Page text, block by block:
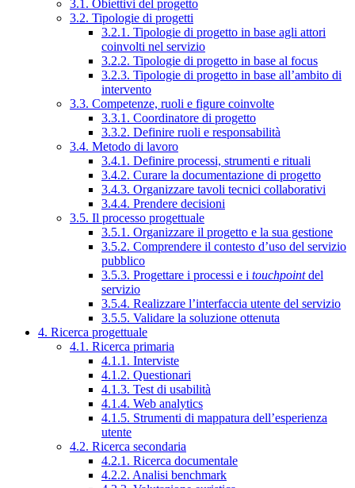
3.1. Obiettivi del progetto
3.2. Tipologie di progetti
3.2.1. Tipologie di progetto in base agli attori
coinvolti nel servizio
3.2.2. Tipologie di progetto in base al focus
3.2.3. Tipologie di progetto in base all’ambito di
intervento
3.3. Competenze, ruoli e figure coinvolte
3.3.1. Coordinatore di progetto
3.3.2. Definire ruoli e responsabilità
3.4. Metodo di lavoro
3.4.1. Definire processi, strumenti e rituali
3.4.2. Curare la documentazione di progetto
3.4.3. Organizzare tavoli tecnici collaborativi
3.4.4. Prendere decisioni
3.5. Il processo progettuale
3.5.1. Organizzare il progetto e la sua gestione
3.5.2. Comprendere il contesto d’uso del servizio
pubblico
3.5.3. Progettare i processi e i touchpointdel
servizio
3.5.4. Realizzare l’interfaccia utente del servizio
3.5.5. Validare la soluzione ottenuta
4. Ricerca progettuale
4.1. Ricerca primaria
4.1.1. Interviste
4.1.2. Questionari
4.1.3. Test di usabilità
4.1.4. Web analytics
4.1.5. Strumenti di mappatura dell’esperienza
utente
4.2. Ricerca secondaria
4.2.1. Ricerca documentale
4.2.2. Analisi benchmark